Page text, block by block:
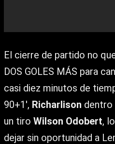
El cierre de partido no
DOS GOLES MÁS para
casi diez minutos de
90+1′, Richarlison dentro
un tiro Wilson Odobert,
dejar sin oportunidad a